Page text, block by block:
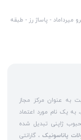
میرداماد - پاساژ رز - طبقه
به عنوان مرکز مجاز
در ایران، به یک نام مورد اعتماد
در میان مشتریان و علاقمندان به این برند محبوب ژاپنی تبدیل شده
پاناسونیک، گارانتی